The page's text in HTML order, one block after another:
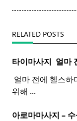
text">Page</
RELATED POSTS
타이마사지 ​ 얼마
얼마 전에 헬스
위해 ...
아로마마사지 –